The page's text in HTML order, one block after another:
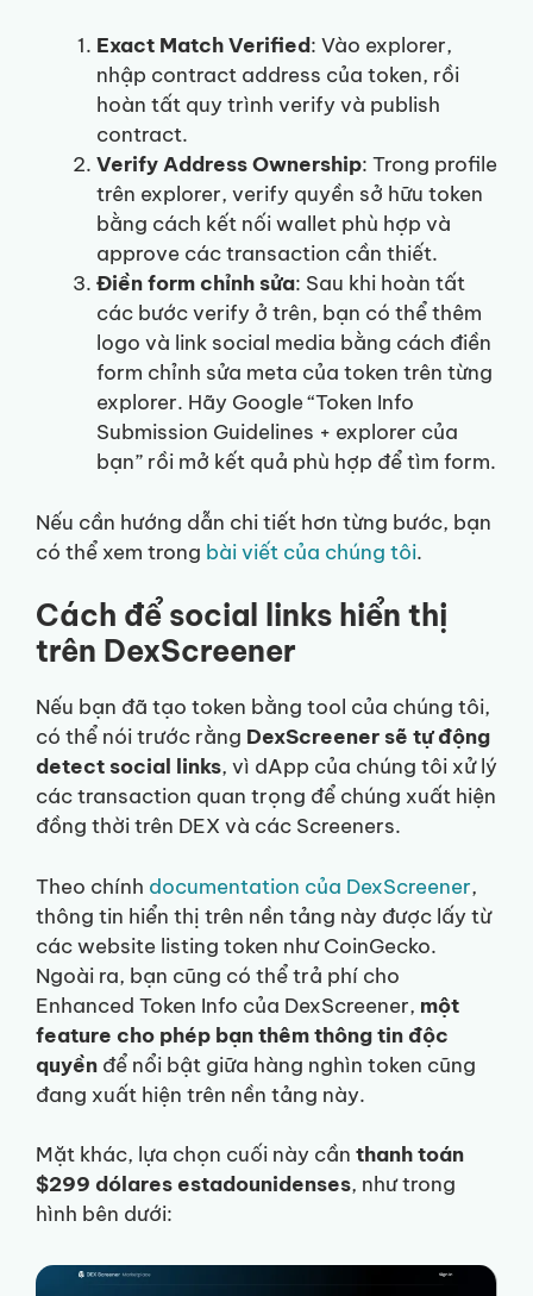
Exact Match Verified: Vào explorer,
nhập contract address của token, rồi
hoàn tất quy trình verify và publish
contract.
Verify Address Ownership: Trong profile
trên explorer, verify quyền sở hữu token
bằng cách kết nối wallet phù hợp và
approve các transaction cần thiết.
Điền form chỉnh sửa: Sau khi hoàn tất
các bước verify ở trên, bạn có thể thêm
logo và link social media bằng cách điền
form chỉnh sửa meta của token trên từng
explorer. Hãy Google “Token Info
Submission Guidelines + explorer của
bạn” rồi mở kết quả phù hợp để tìm form.
Nếu cần hướng dẫn chi tiết hơn từng bước, bạn
có thể xem trong bài viết của chúng tôi.
Cách để social links hiển thị
trên DexScreener
Nếu bạn đã tạo token bằng tool của chúng tôi,
có thể nói trước rằng DexScreener sẽ tự động
detect social links, vì dApp của chúng tôi xử lý
các transaction quan trọng để chúng xuất hiện
đồng thời trên DEX và các Screeners.
Theo chính documentation của DexScreener,
thông tin hiển thị trên nền tảng này được lấy từ
các website listing token như CoinGecko.
Ngoài ra, bạn cũng có thể trả phí cho
Enhanced Token Info của DexScreener, một
feature cho phép bạn thêm thông tin độc
quyền để nổi bật giữa hàng nghìn token cũng
đang xuất hiện trên nền tảng này.
Mặt khác, lựa chọn cuối này cần thanh toán
$299 dólares estadounidenses, như trong
hình bên dưới: